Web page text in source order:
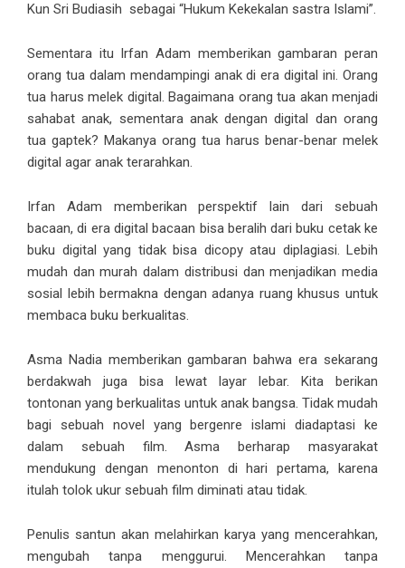
Kun Sri Budiasih sebagai “Hukum Kekekalan sastra Islami”.
Sementara itu Irfan Adam memberikan gambaran peran
orang tua dalam mendampingi anak di era digital ini. Orang
tua harus melek digital. Bagaimana orang tua akan menjadi
sahabat anak, sementara anak dengan digital dan orang
tua gaptek? Makanya orang tua harus benar-benar melek
digital agar anak terarahkan.
Irfan Adam memberikan perspektif lain dari sebuah
bacaan, di era digital bacaan bisa beralih dari buku cetak ke
buku digital yang tidak bisa dicopy atau diplagiasi. Lebih
mudah dan murah dalam distribusi dan menjadikan media
sosial lebih bermakna dengan adanya ruang khusus untuk
membaca buku berkualitas.
Asma Nadia memberikan gambaran bahwa era sekarang
berdakwah juga bisa lewat layar lebar. Kita berikan
tontonan yang berkualitas untuk anak bangsa. Tidak mudah
bagi sebuah novel yang bergenre islami diadaptasi ke
dalam sebuah film. Asma berharap masyarakat
mendukung dengan menonton di hari pertama, karena
itulah tolok ukur sebuah film diminati atau tidak.
Penulis santun akan melahirkan karya yang mencerahkan,
mengubah tanpa menggurui. Mencerahkan tanpa